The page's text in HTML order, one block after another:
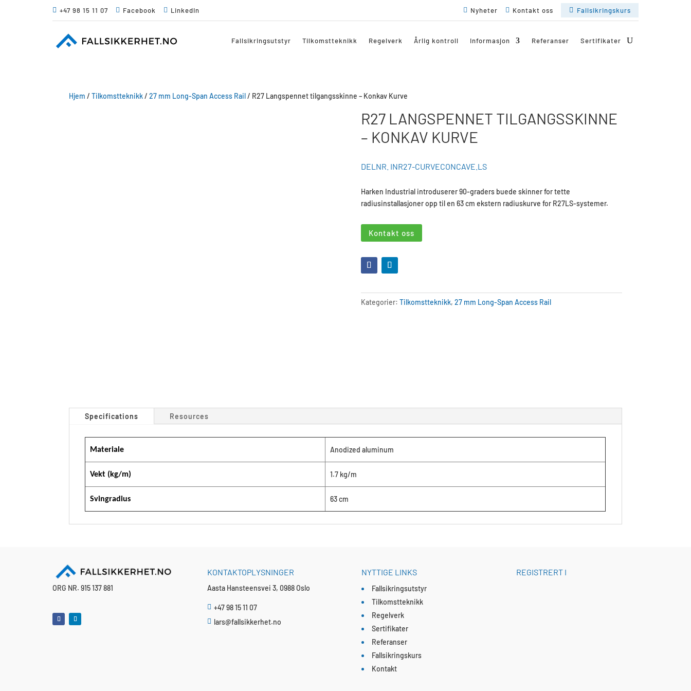
 +47 98 15 11 07  Facebook  LinkedIn  Nyheter  Kontakt oss  Fallsikringskurs
Fallsikringsutstyr Tilkomstteknikk Regelverk Årlig kontroll Informasjon Referanser Sertifikater
Hjem /Tilkomstteknikk/27 mm Long-Span Access Rail/ R27 Langspennet tilgangsskinne – Konkav Kurve
R27 LANGSPENNET TILGANGSSKINNE
– KONKAV KURVE
DELNR. INR27-CURVECONCAVE.LS
Harken Industrial introduserer 90-graders buede skinner for tette
radiusinstallasjoner opp til en 63 cm ekstern radiuskurve for R27LS-systemer.
Kontakt oss
Kategorier: Tilkomstteknikk, 27 mm Long-Span Access Rail
Specifications Resources
Materiale Anodized aluminum
Vekt (kg/m) 1.7 kg/m
Svingradius 63 cm
ORG NR. 915 137 881
KONTAKTOPLYSNINGER
Aasta Hansteensvei 3, 0988 Oslo
 +47 98 15 11 07
 lars@fallsikkerhet.no
NYTTIGE LINKS
Fallsikringsutstyr
Tilkomstteknikk
Regelverk
Sertifikater
Referanser
Fallsikringskurs
Kontakt
REGISTRERT I